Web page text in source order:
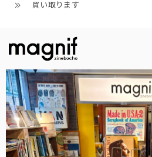
買い取ります